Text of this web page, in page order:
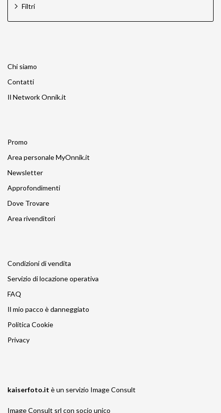
Filtri
Chi siamo
Contatti
Il Network Onnik.it
Promo
Area personale MyOnnik.it
Newsletter
Approfondimenti
Dove Trovare
Area rivenditori
Condizioni di vendita
Servizio di locazione operativa
FAQ
Il mio pacco è danneggiato
Politica Cookie
Privacy
kaiserfoto.it è un servizio Image Consult
Image Consult srl con socio unico